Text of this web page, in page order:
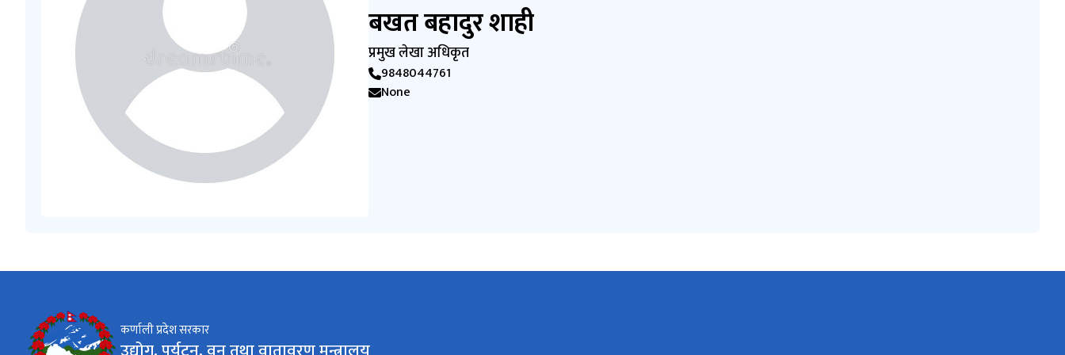
बखत बहादुर शाही
प्रमुख लेखा अधिकृत
9848044761
None
कर्णाली प्रदेश सरकार